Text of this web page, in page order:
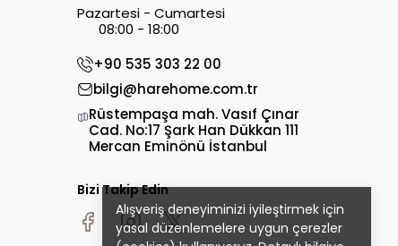
Alışveriş deneyiminizi iyileştirmek için
yasal düzenlemelere uygun çerezler
Pazartesi - Cumartesi
08:00 - 18:00
+90 535 303 22 00
bilgi@harehome.com.tr
Rüstempaşa mah. Vasıf Çınar
Cad. No:17 Şark Han Dükkan 111
Mercan Eminönü İstanbul
Bizi Takip Edin